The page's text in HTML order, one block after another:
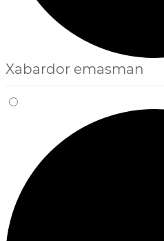
Xabardor emasman